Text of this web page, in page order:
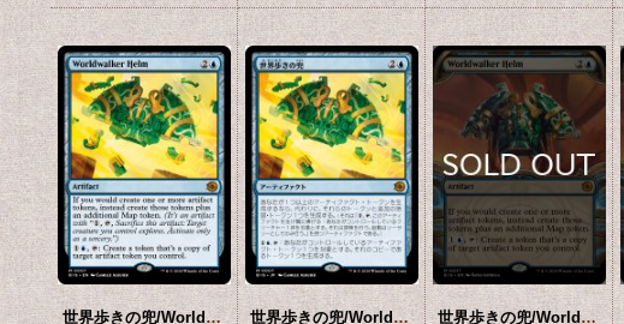
世界歩きの兜/Worldwalker Helm 【英語版】 [BIG-青MR]
世界歩きの兜/Worldwalker Helm 【日本語版】 [BIG-青MR]
世界歩きの兜/Worldwalker Helm (ショーケース版) 【英語版】 [BIG-青MR]